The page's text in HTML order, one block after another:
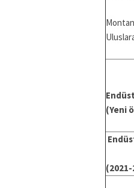
(Yeni
(2021-